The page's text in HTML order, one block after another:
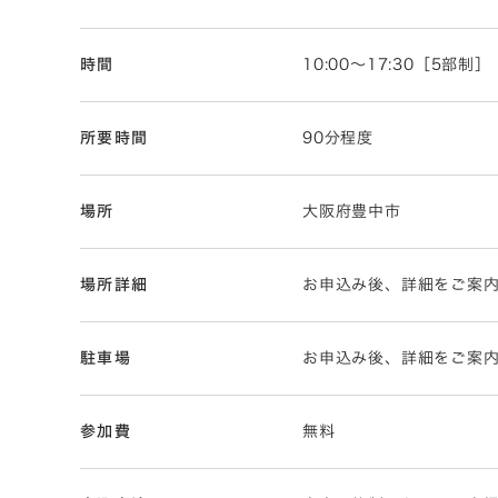
時間 10:00～17:30［5部制］
所要時間 90分程度
場所 大阪府豊中市
場所詳細 お申込み後、詳細をご案内
駐車場 お申込み後、詳細をご案内
参加費 無料